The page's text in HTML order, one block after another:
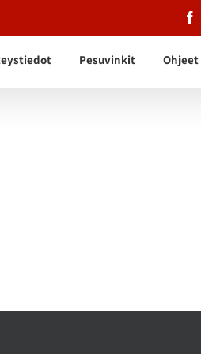
Pesuvinkit Ohjeet